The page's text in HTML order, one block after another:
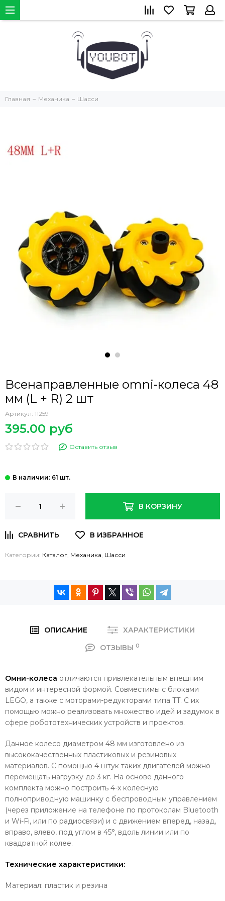
Главная Механика Шасси
Всенаправленные omni-колеса 48
мм (L + R) 2 шт
Артикул: 11259
395.00 руб
Оставить отзыв
: 61 шт.
В КОРЗИНУ
Категории: Каталог, Механика, Шасси
ОПИСАНИЕ
ХАРАКТЕРИСТИКИ
ОТЗЫВЫ 0
Омни-колеса отличаются привлекательным внешним
видом и интересной формой. Совместимы с блоками
LEGO, а также с моторами-редукторами типа TT. С их
помощью можно реализовать множество идей и задумок в
сфере робототехнических устройств и проектов.
Данное колесо диаметром 48 мм изготовлено из
высококачественных пластиковых и резиновых
материалов. С помощью 4 штук таких двигателей можно
перемещать нагрузку до 3 кг. На основе данного
комплекта можно построить 4-х колесную
полноприводную машинку с беспроводным управлением
(через приложение на телефоне по протоколам Bluetooth
и Wi-Fi, или по радиосвязи) и с движением вперед, назад,
вправо, влево, под углом в 45°, вдоль линии или по
квадратной колее.
Технические характеристики:
Материал: пластик и резина